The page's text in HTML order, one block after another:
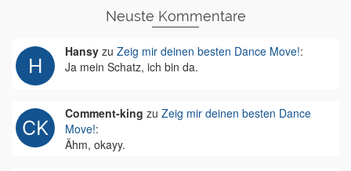
Neuste Kommentare
Hansy zu Zeig mir deinen besten Dance Move!:
Ja mein Schatz, ich bin da.
Comment-king zu Zeig mir deinen besten Dance
Move!:
Ähm, okayy.